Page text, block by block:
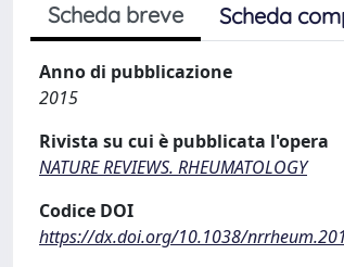
Scheda breve Scheda
Anno di pubblicazione
2015
Rivista su cui è pubblicata l'opera
NATURE REVIEWS. RHEUMATOLOGY
Codice DOI
https://dx.doi.org/10.1038/